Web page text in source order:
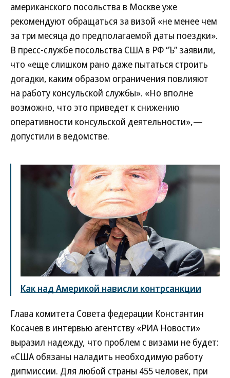
американского посольства в Москве уже
рекомендуют обращаться за визой «не менее чем
за три месяца до предполагаемой даты поездки».
В пресс-службе посольства США в РФ “Ъ” заявили,
что «еще слишком рано даже пытаться строить
догадки, каким образом ограничения повлияют
на работу консульской службы». «Но вполне
возможно, что это приведет к снижению
оперативности консульской деятельности»,—
допустили в ведомстве.
Как над Америкой нависли контрсанкции
Глава комитета Совета федерации Константин
Косачев в интервью агентству «РИА Новости»
выразил надежду, что проблем с визами не будет:
«США обязаны наладить необходимую работу
дипмиссии. Для любой страны 455 человек, при